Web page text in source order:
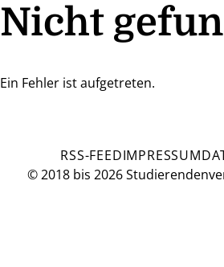
Nicht
Ein Fehler ist aufgetreten.
© 2018 bis 2026
RSS-FEEDIMPRESSUM